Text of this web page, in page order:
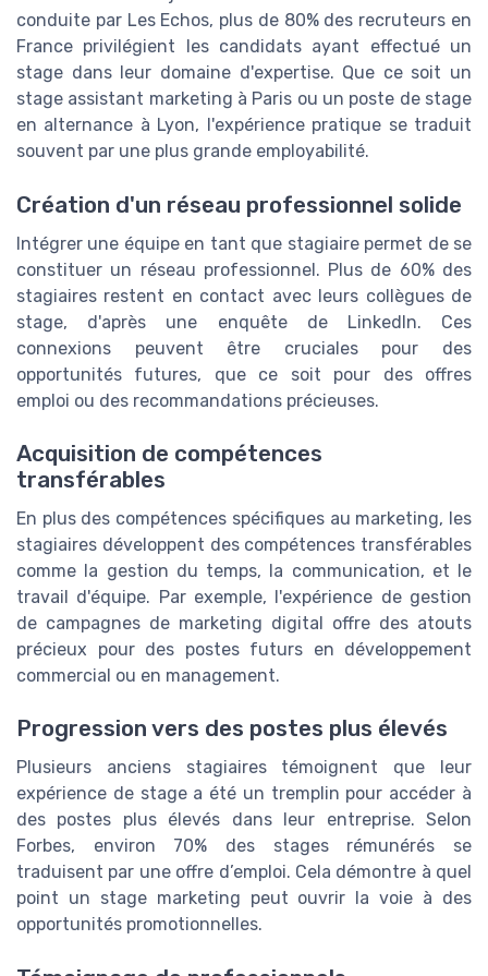
conduite par Les Echos, plus de 80% des recruteurs en
France privilégient les candidats ayant effectué un
stage dans leur domaine d'expertise. Que ce soit un
stage assistant marketing à Paris ou un poste de stage
en alternance à Lyon, l'expérience pratique se traduit
souvent par une plus grande employabilité.
Création d'un réseau professionnel solide
Intégrer une équipe en tant que stagiaire permet de se
constituer un réseau professionnel. Plus de 60% des
stagiaires restent en contact avec leurs collègues de
stage, d'après une enquête de LinkedIn. Ces
connexions peuvent être cruciales pour des
opportunités futures, que ce soit pour des offres
emploi ou des recommandations précieuses.
Acquisition de compétences
transférables
En plus des compétences spécifiques au marketing, les
stagiaires développent des compétences transférables
comme la gestion du temps, la communication, et le
travail d'équipe. Par exemple, l'expérience de gestion
de campagnes de marketing digital offre des atouts
précieux pour des postes futurs en développement
commercial ou en management.
Progression vers des postes plus élevés
Plusieurs anciens stagiaires témoignent que leur
expérience de stage a été un tremplin pour accéder à
des postes plus élevés dans leur entreprise. Selon
Forbes, environ 70% des stages rémunérés se
traduisent par une offre d’emploi. Cela démontre à quel
point un stage marketing peut ouvrir la voie à des
opportunités promotionnelles.